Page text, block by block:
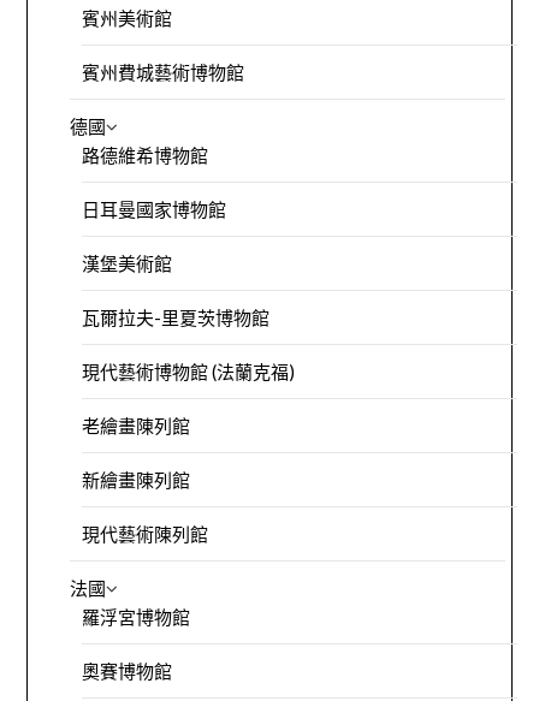
賓州美術館
賓州費城藝術博物館
德國
路德維希博物館
日耳曼國家博物館
漢堡美術館
瓦爾拉夫-里夏茨博物館
現代藝術博物館 (法蘭克福)
老繪畫陳列館
新繪畫陳列館
現代藝術陳列館
法國
羅浮宮博物館
奧賽博物館